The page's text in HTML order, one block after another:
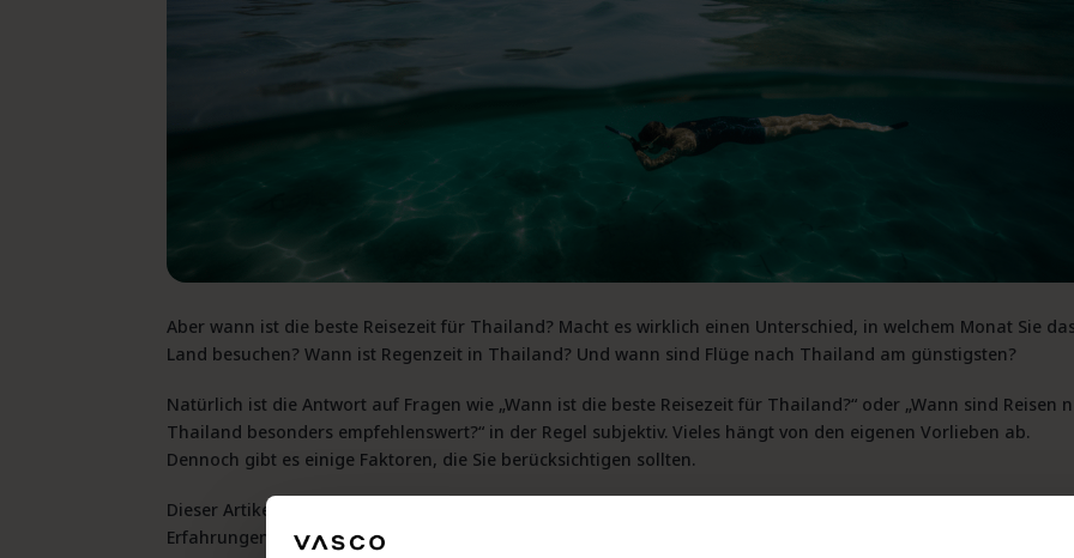
Aberwann ist die beste Reisezeit für Thailand? Macht es wirklich einen Unterschied, in welchem Monat Sie
Land besuchen?Wann ist Regenzeit in Thailand? Undwann sind Flüge nach Thailand am günstigsten?
Natürlich ist die Antwort auf Fragen wie „Wann ist die beste Reisezeit für Thailand?“ oder „Wann sind Reisen
Thailand besonders empfehlenswert?“ in der Regel subjektiv. Vieles hängt von den eigenen Vorlieben ab.
Dennoch gibt es einige Faktoren, die Sie berücksichtigen sollten.
Dieser Artikel erläutert, warum ein Thailand-
Erfahrungen
fürThailand im Oktober